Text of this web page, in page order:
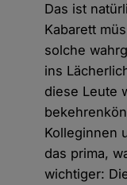
Das ist
Kabarett
solche
ins
diese Leute
Kolleginnen
das prima,
wichtiger: